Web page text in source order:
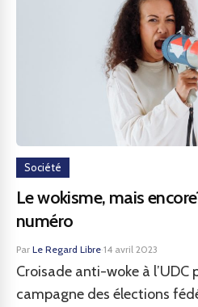
Société
Le wokisme, mais
numéro
Par Le Regard Libre·14 avril 2023
Croisade anti-woke à l’UDC
campagne des élections